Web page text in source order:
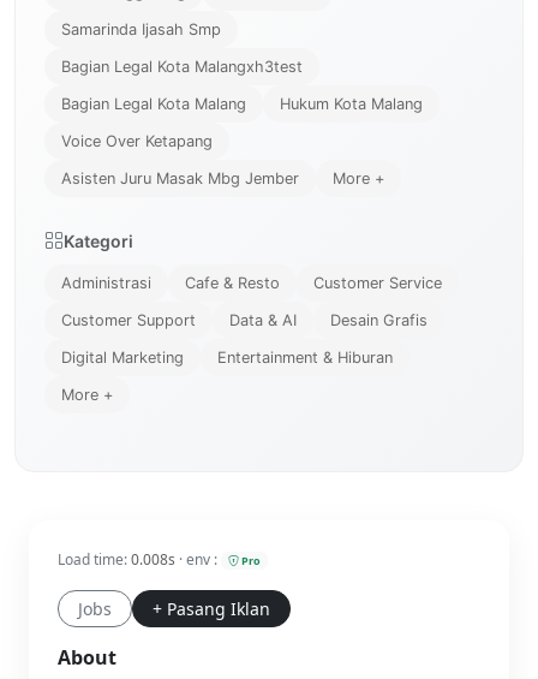
Samarinda Ijasah Smp
Bagian Legal Kota Malangxh3test
Bagian Legal Kota Malang Hukum Kota Malang
Voice Over Ketapang
Asisten Juru Masak Mbg Jember More +
Kategori
Administrasi Cafe & Resto Customer Service
Customer Support Data & AI Desain Grafis
Digital Marketing Entertainment & Hiburan
More +
Load time:0.008s · env : Pro
Jobs + Pasang Iklan
About